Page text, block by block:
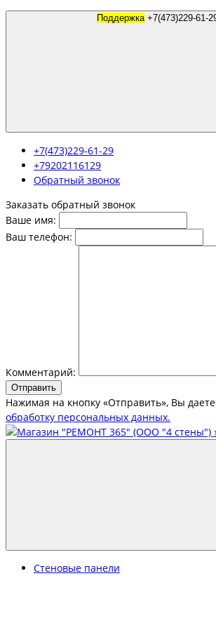
Поддержка
+7(473)229-61-29
+79202116129
Обратный звонок
Заказать обратный звонок
Ваше имя:
Ваш телефон:
Комментарий:
Отправить
Нажимая на кнопку «Отправить», Вы даете
обработку персональных данных.
Стеновые панели